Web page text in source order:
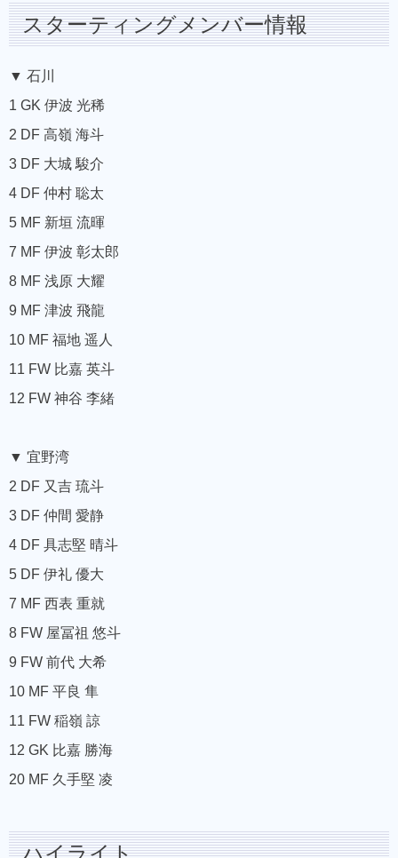
スターティングメンバー情報
▼ 石川
1 GK 伊波 光稀
2 DF 高嶺 海斗
3 DF 大城 駿介
4 DF 仲村 聡太
5 MF 新垣 流暉
7 MF 伊波 彰太郎
8 MF 浅原 大耀
9 MF 津波 飛龍
10 MF 福地 遥人
11 FW 比嘉 英斗
12 FW 神谷 李緒
▼ 宜野湾
2 DF 又吉 琉斗
3 DF 仲間 愛静
4 DF 具志堅 晴斗
5 DF 伊礼 優大
7 MF 西表 重就
8 FW 屋冨祖 悠斗
9 FW 前代 大希
10 MF 平良 隼
11 FW 稲嶺 諒
12 GK 比嘉 勝海
20 MF 久手堅 凌